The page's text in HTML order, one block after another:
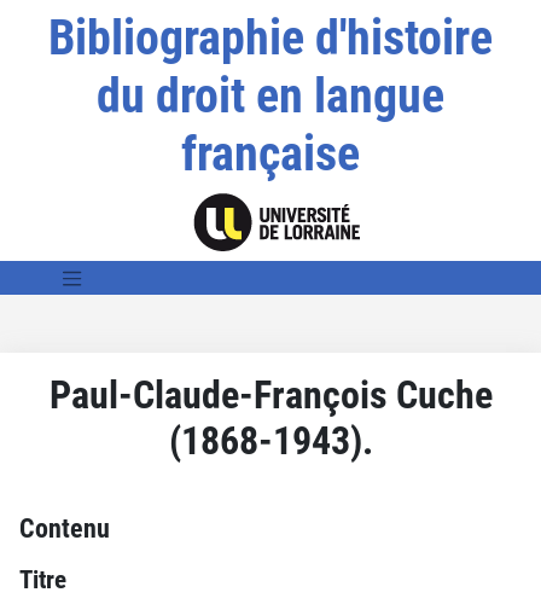
Bibliographie d'histoire
du droit en langue
française
Paul-Claude-François Cuche
(1868-1943).
Contenu
Titre